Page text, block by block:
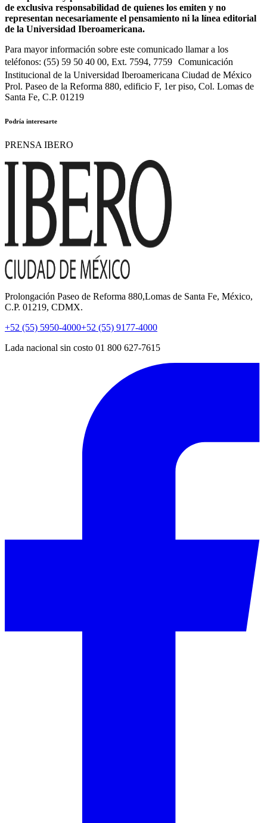
de exclusiva responsabilidad de quienes los emiten y no
representan necesariamente el pensamiento ni la línea editorial
de la Universidad Iberoamericana.
Para mayor información sobre este comunicado llamar a los
teléfonos: (55) 59 50 40 00, Ext. 7594, 7759 Comunicación
Institucional de la Universidad Iberoamericana Ciudad de México
Prol. Paseo de la Reforma 880, edificio F, 1er piso, Col. Lomas de
Santa Fe, C.P. 01219
Podría interesarte
PRENSA IBERO
Prolongación Paseo de Reforma 880,Lomas de Santa Fe, México,
C.P. 01219, CDMX.
+52 (55) 5950-4000+52 (55) 9177-4000
Lada nacional sin costo 01 800 627-7615